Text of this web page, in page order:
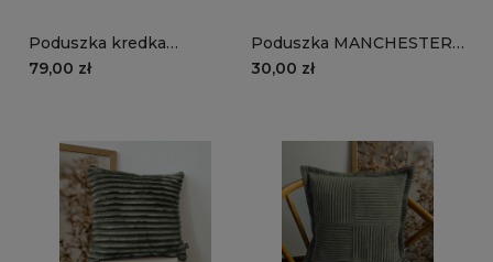
Poduszka kredka
MANCHESTER LN37 |
79,00 zł
Poduszka MANCHESTER
LN37 | oliwkowy
30,00 zł